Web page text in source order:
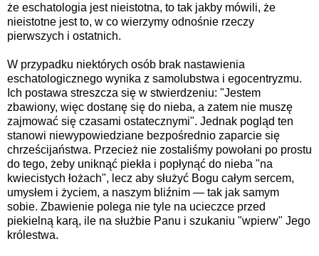
że eschatologia jest nieistotna, to tak jakby mówili, że
nieistotne jest to, w co wierzymy odnośnie rzeczy
pierwszych i ostatnich.
W przypadku niektórych osób brak nastawienia
eschatologicznego wynika z samolubstwa i egocentryzmu.
Ich postawa streszcza się w stwierdzeniu: "Jestem
zbawiony, więc dostanę się do nieba, a zatem nie muszę
zajmować się czasami ostatecznymi". Jednak pogląd ten
stanowi niewypowiedziane bezpośrednio zaparcie się
chrześcijaństwa. Przecież nie zostaliśmy powołani po prostu
do tego, żeby uniknąć piekła i popłynąć do nieba "na
kwiecistych łożach", lecz aby służyć Bogu całym sercem,
umysłem i życiem, a naszym bliźnim — tak jak samym
sobie. Zbawienie polega nie tyle na ucieczce przed
piekielną karą, ile na służbie Panu i szukaniu "wpierw" Jego
królestwa.